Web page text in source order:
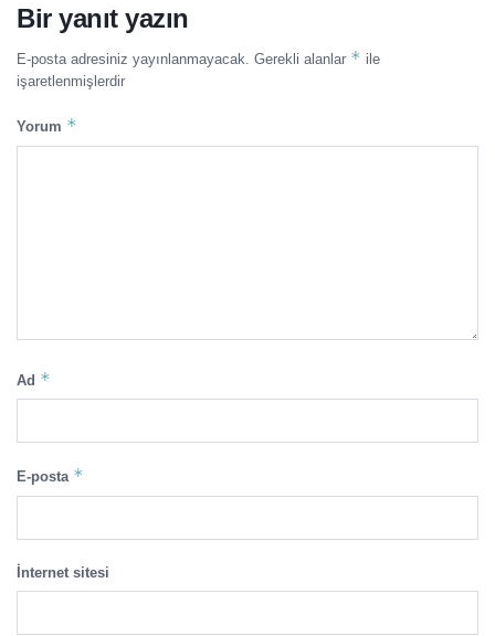
Bir yanıt yazın
E-posta adresiniz yayınlanmayacak. Gerekli alanlar * ile
işaretlenmişlerdir
Yorum *
Ad *
E-posta *
İnternet sitesi